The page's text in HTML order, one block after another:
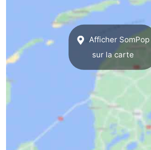
jeux
Parcours
de
mini-
golf
Nature
Visites
guidées
Sports
-
Afficher SomPop
sur la carte